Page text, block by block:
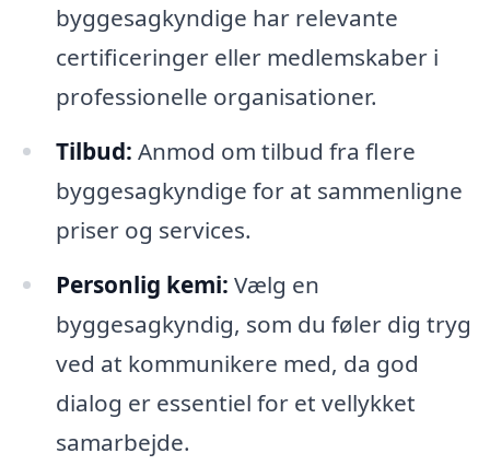
byggesagkyndige har relevante
certificeringer eller medlemskaber i
professionelle organisationer.
Tilbud: Anmod om tilbud fra flere
byggesagkyndige for at sammenligne
priser og services.
Personlig kemi: Vælg en
byggesagkyndig, som du føler dig tryg
ved at kommunikere med, da god
dialog er essentiel for et vellykket
samarbejde.